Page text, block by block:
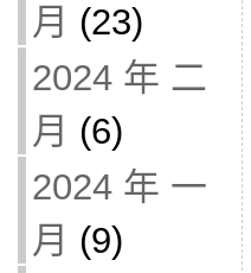
月 (23)
2024 年 二
月 (6)
2024 年 一
月 (9)